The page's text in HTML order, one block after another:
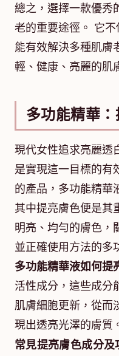
總之，選擇一款優秀
老的重要途徑。 它
能有效解決多種肌膚
輕、健康、亮麗的肌
多功能精華
現代女性追求亮麗透
是實現這一目標的有
的產品，多功能精華
其中提亮膚色便是其
明亮、均勻的膚色，
並正確使用方法的多
多功能精華液如何提
活性成分，這些成分
肌膚細胞更新，從而
現出透亮光澤的膚質
常見提亮膚色成分及